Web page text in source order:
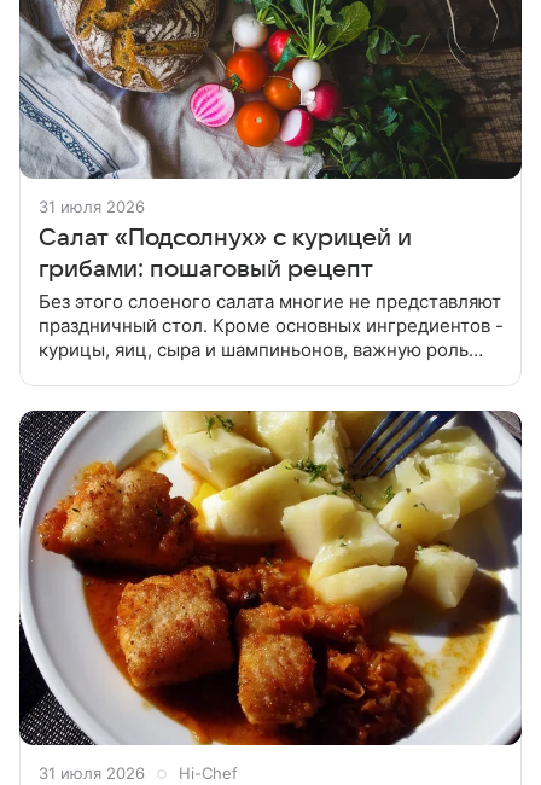
31 июля 2026
Салат «Подсолнух» с курицей и
грибами: пошаговый рецепт
Без этого слоеного салата многие не представляют
праздничный стол. Кроме основных ингредиентов -
курицы, яиц, сыра и шампиньонов, важную роль
31 июля 2026 Hi-Chef